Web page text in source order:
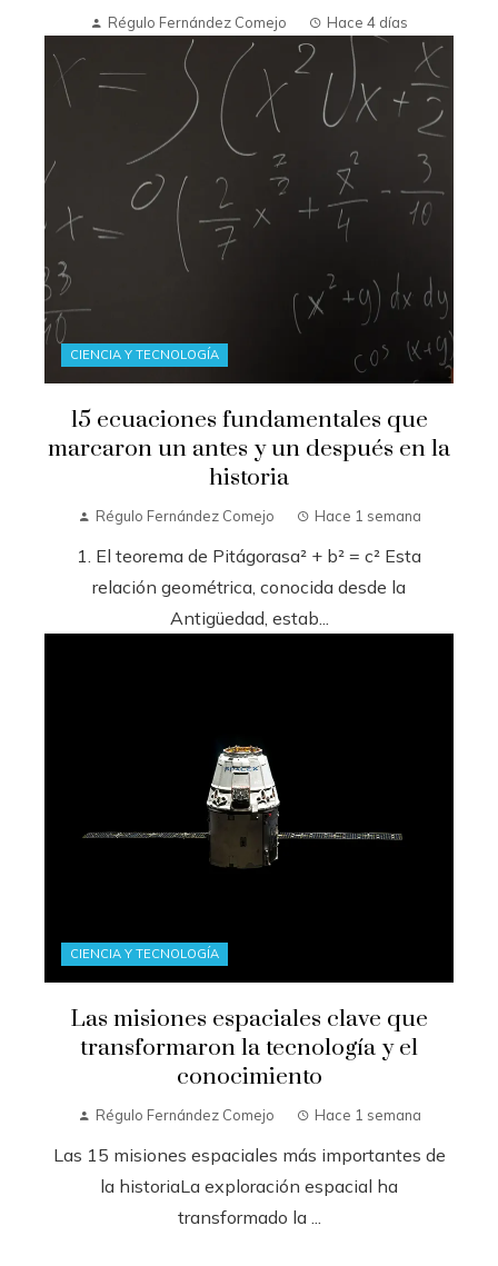
Régulo Fernández Comejo Hace 4 días
CIENCIA Y TECNOLOGÍA
15 ecuaciones fundamentales que
marcaron un antes y un después en la
historia
Régulo Fernández Comejo Hace 1 semana
1. El teorema de Pitágorasa² + b² = c² Esta
relación geométrica, conocida desde la
Antigüedad, estab...
CIENCIA Y TECNOLOGÍA
Las misiones espaciales clave que
transformaron la tecnología y el
conocimiento
Régulo Fernández Comejo Hace 1 semana
Las 15 misiones espaciales más importantes de
la historiaLa exploración espacial ha
transformado la ...